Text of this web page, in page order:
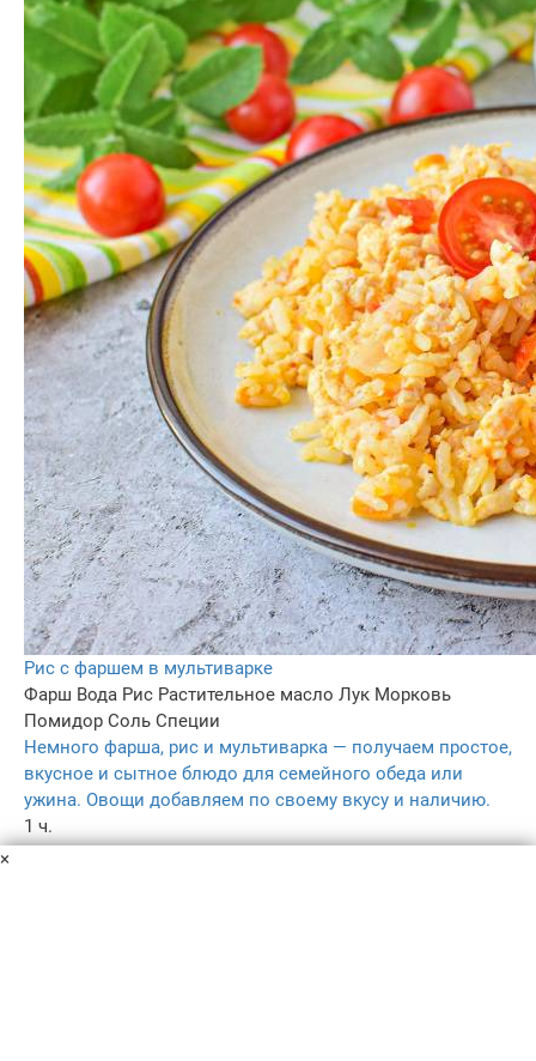
Рис с фаршем в мультиварке
Фарш Вода Рис Растительное масло Лук Морковь
Помидор Соль Специи
Немного фарша, рис и мультиварка — получаем простое,
вкусное и сытное блюдо для семейного обеда или
ужина. Овощи добавляем по своему вкусу и наличию.
1 ч.
–
×